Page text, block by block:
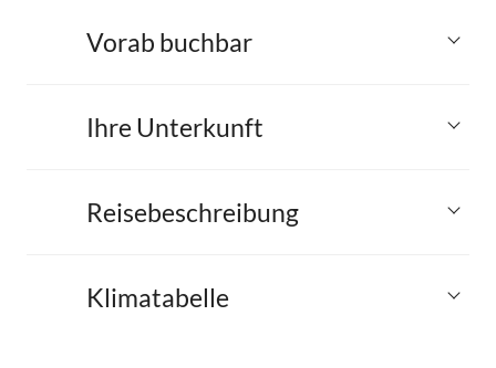
Vorab buchbar
Ihre Unterkunft
Reisebeschreibung
Klimatabelle